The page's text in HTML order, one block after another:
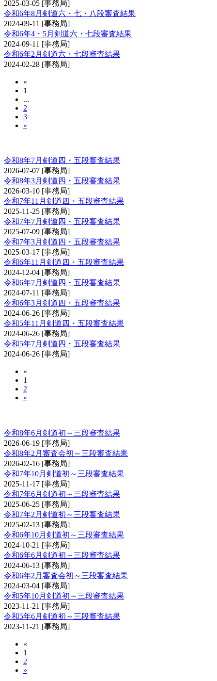
2025-03-05 [事務局]
令和6年8月剣道六・七・八段審査結果
2024-09-11 [事務局]
令和6年4・5月剣道六・七段審査結果
2024-09-11 [事務局]
令和6年2月剣道六・七段審査結果
2024-02-28 [事務局]
«
1
...
2
3
»
令和8年7月剣道四・五段審査結果
2026-07-07 [事務局]
令和8年3月剣道四・五段審査結果
2026-03-10 [事務局]
令和7年11月剣道四・五段審査結果
2025-11-25 [事務局]
令和7年7月剣道四・五段審査結果
2025-07-09 [事務局]
令和7年3月剣道四・五段審査結果
2025-03-17 [事務局]
令和6年11月剣道四・五段審査結果
2024-12-04 [事務局]
令和6年7月剣道四・五段審査結果
2024-07-11 [事務局]
令和6年3月剣道四・五段審査結果
2024-06-26 [事務局]
令和5年11月剣道四・五段審査結果
2024-06-26 [事務局]
令和5年7月剣道四・五段審査結果
2024-06-26 [事務局]
«
1
2
»
令和8年6月剣道初～三段審査結果
2026-06-19 [事務局]
令和8年2月審査会初～三段審査結果
2026-02-16 [事務局]
令和7年10月剣道初～三段審査結果
2025-11-17 [事務局]
令和7年6月剣道初～三段審査結果
2025-06-25 [事務局]
令和7年2月剣道初～三段審査結果
2025-02-13 [事務局]
令和6年10月剣道初～三段審査結果
2024-10-21 [事務局]
令和6年6月剣道初～三段審査結果
2024-06-13 [事務局]
令和6年2月審査会初～三段審査結果
2024-03-04 [事務局]
令和5年10月剣道初～三段審査結果
2023-11-21 [事務局]
令和5年6月剣道初～三段審査結果
2023-11-21 [事務局]
«
1
2
»